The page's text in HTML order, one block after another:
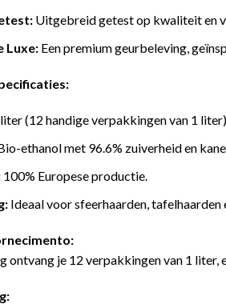
Uitgebreid getest op kwaliteit en
Luxe: Een premium geurbeleving,
(12 handige verpakkingen van 1
ethanol met 96.6% zuiverheid en
100% Europese productie.
Ideaal voor sfeerhaarden,
ontvang je 12 verpakkingen van 1 liter,